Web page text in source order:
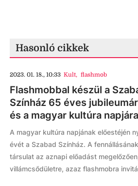
Hasonló cikkek
2023. 01. 18., 10:33 Kult, flashmob
Flashmobbal készül a
Színház 65 éves
és a magyar kultúra napjára
A magyar kultúra napjának előestéjén
évét a Szabad Színház. A
társulat az aznapi előadást
villámcsődületre, azaz flashmobra